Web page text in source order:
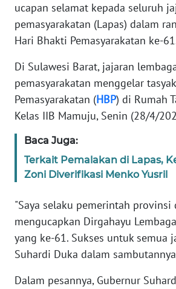
ucapan selamat kepada seluruh
pemasyarakatan (Lapas) dalam
Hari Bhakti Pemasyarakatan ke-
Di Sulawesi Barat, jajaran
pemasyarakatan menggelar
Pemasyarakatan (HBP) di Rumah
Kelas IIB Mamuju, Senin (28/4/
Baca Juga:
Terkait Pemalakan di Lapas,
Zoni Diverifikasi Menko Yusril
"Saya selaku pemerintah provinsi
mengucapkan Dirgahayu
yang ke-61. Sukses untuk semua
Suhardi Duka dalam
Dalam pesannya, Gubernur
DISCLAIMER
News
SUMUT
WN
JAKARTA
JABAR
WN
BANTEN